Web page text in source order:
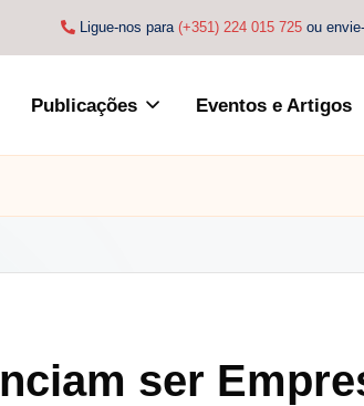
Ligue-nos para (+351) 224 015 725 ou
Publicações Eventos e Artigos
ser